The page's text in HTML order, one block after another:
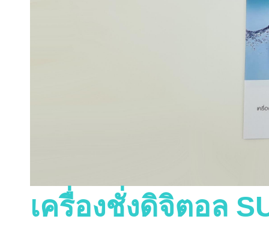
เครื่องชั่งดิจิตอล